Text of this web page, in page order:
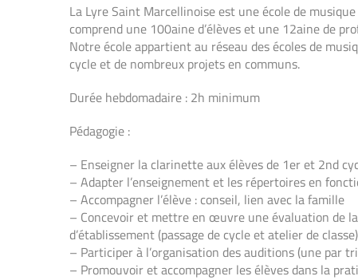
La Lyre Saint Marcellinoise est une école de
comprend une 100aine d’élèves et une 12aine de
Notre école appartient au réseau des écoles de
cycle et de nombreux projets en communs.
Durée hebdomadaire : 2h minimum
Pédagogie :
– Enseigner la clarinette aux élèves de 1er et 2nd
– Adapter l’enseignement et les répertoires en
– Accompagner l’élève : conseil, lien avec la famille
– Concevoir et mettre en œuvre une évaluation de
d’établissement (passage de cycle et atelier de
– Participer à l’organisation des auditions (une par
– Promouvoir et accompagner les élèves dans la